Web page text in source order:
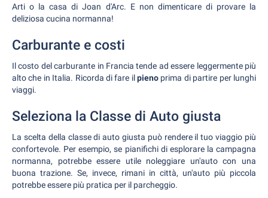
Arti o la casa di Joan d'Arc. E non dimenticare di provare la
deliziosa cucina normanna!
Carburante e costi
Il costo del carburante in Francia tende ad essere leggermente più
alto che in Italia. Ricorda di fare ilpieno prima di partire per lunghi
viaggi.
Seleziona la Classe di Auto giusta
La scelta della classe di auto giusta può rendere il tuo viaggio più
confortevole. Per esempio, se pianifichi di esplorare la campagna
normanna, potrebbe essere utile noleggiare un'auto con una
buona trazione. Se, invece, rimani in città, un'auto più piccola
potrebbe essere più pratica per il parcheggio.